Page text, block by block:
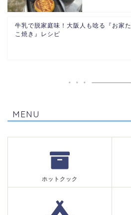
牛乳で脱家庭味！大阪人も唸る『お家た
こ焼き』レシピ
MENU
ホットクック